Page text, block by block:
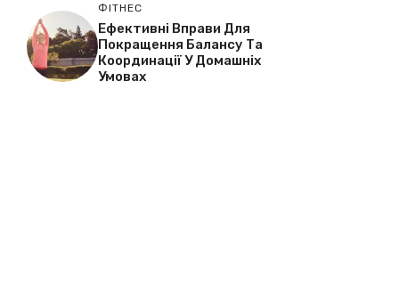
ФІТНЕС
Ефективні Вправи Для
Покращення Балансу Та
Координації У Домашніх
Умовах